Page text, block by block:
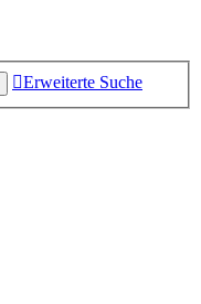
Erweiterte Suche